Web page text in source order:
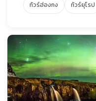
ทัวร์ฮ่องกง
ทัวร์ยุโรป